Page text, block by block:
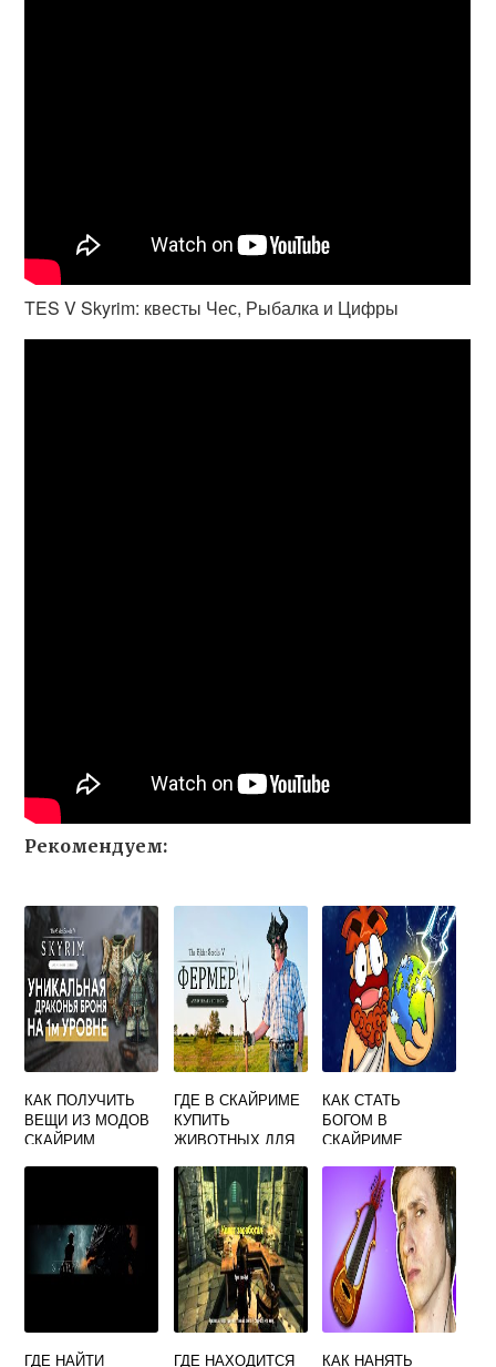
TES V Skyrim: квесты Чес, Рыбалка и Цифры
Рекомендуем:
КАК ПОЛУЧИТЬ
ВЕЩИ ИЗ МОДОВ
СКАЙРИМ
ГДЕ В СКАЙРИМЕ
КУПИТЬ
ЖИВОТНЫХ ДЛЯ
КАК СТАТЬ
БОГОМ В
СКАЙРИМЕ
ГДЕ НАЙТИ ГДЕ НАХОДИТСЯ КАК НАНЯТЬ